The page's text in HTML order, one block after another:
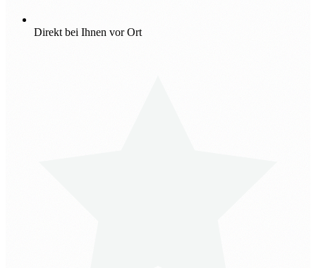
Direkt bei Ihnen vor Ort